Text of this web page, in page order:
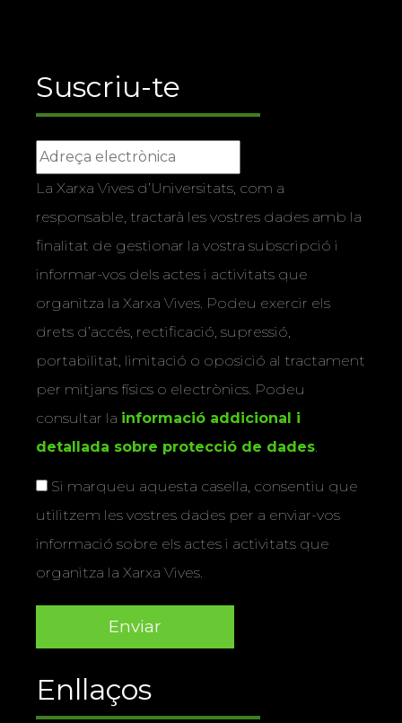
Suscriu-te
La Xarxa Vives d’Universitats, com a
responsable, tractarà les vostres dades amb la
finalitat de gestionar la vostra subscripció i
informar-vos dels actes i activitats que
organitza la Xarxa Vives. Podeu exercir els
drets d’accés, rectificació, supressió,
portabilitat, limitació o oposició al tractament
per mitjans físics o electrònics. Podeu
consultar la informació addicional i
detallada sobre protecció de dades.
Si marqueu aquesta casella, consentiu que
utilitzem les vostres dades per a enviar-vos
informació sobre els actes i activitats que
organitza la Xarxa Vives.
Enllaços